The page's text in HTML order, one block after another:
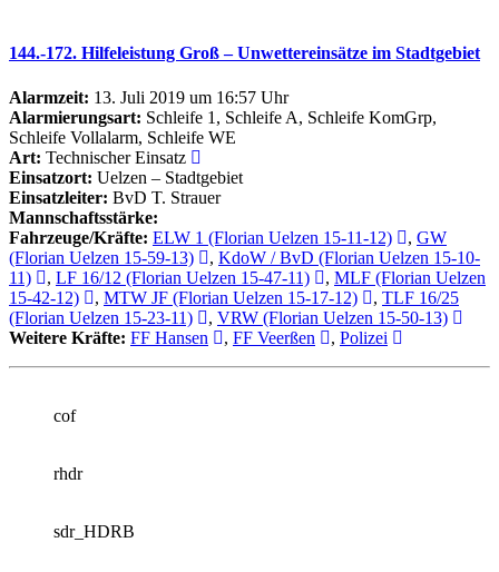
144.-172. Hilfeleistung Groß – Unwettereinsätze im Stadtgebiet
Alarmzeit: 13. Juli 2019 um 16:57 Uhr
Alarmierungsart: Schleife 1, Schleife A, Schleife KomGrp,
Schleife Vollalarm, Schleife WE
Art: Technischer Einsatz
Einsatzort: Uelzen – Stadtgebiet
Einsatzleiter: BvD T. Strauer
Mannschaftsstärke:
Fahrzeuge/Kräfte: ELW 1 (Florian Uelzen 15-11-12) , GW
(Florian Uelzen 15-59-13)
, KdoW / BvD (Florian Uelzen 15-10-
11)
, LF 16/12 (Florian Uelzen 15-47-11) , MLF (Florian Uelzen
15-42-12)
, MTW JF (Florian Uelzen 15-17-12) , TLF 16/25
(Florian Uelzen 15-23-11)
, VRW (Florian Uelzen 15-50-13)
Weitere Kräfte: FF Hansen , FF Veerßen , Polizei
cof
rhdr
sdr_HDRB